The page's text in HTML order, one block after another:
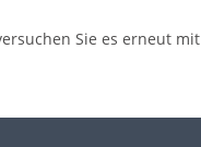
Sie es erneut